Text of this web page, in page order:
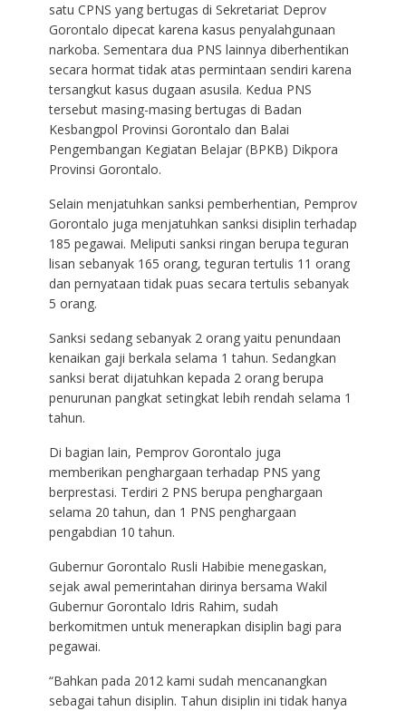
satu CPNS yang bertugas di Sekretariat Deprov
Gorontalo dipecat karena kasus penyalahgunaan
narkoba. Sementara dua PNS lainnya diberhentikan
secara hormat tidak atas permintaan sendiri karena
tersangkut kasus dugaan asusila. Kedua PNS
tersebut masing-masing bertugas di Badan
Kesbangpol Provinsi Gorontalo dan Balai
Pengembangan Kegiatan Belajar (BPKB) Dikpora
Provinsi Gorontalo.
Selain menjatuhkan sanksi pemberhentian, Pemprov
Gorontalo juga menjatuhkan sanksi disiplin terhadap
185 pegawai. Meliputi sanksi ringan berupa teguran
lisan sebanyak 165 orang, teguran tertulis 11 orang
dan pernyataan tidak puas secara tertulis sebanyak
5 orang.
Sanksi sedang sebanyak 2 orang yaitu penundaan
kenaikan gaji berkala selama 1 tahun. Sedangkan
sanksi berat dijatuhkan kepada 2 orang berupa
penurunan pangkat setingkat lebih rendah selama 1
tahun.
Di bagian lain, Pemprov Gorontalo juga
memberikan penghargaan terhadap PNS yang
berprestasi. Terdiri 2 PNS berupa penghargaan
selama 20 tahun, dan 1 PNS penghargaan
pengabdian 10 tahun.
Gubernur Gorontalo Rusli Habibie menegaskan,
sejak awal pemerintahan dirinya bersama Wakil
Gubernur Gorontalo Idris Rahim, sudah
berkomitmen untuk menerapkan disiplin bagi para
pegawai.
“Bahkan pada 2012 kami sudah mencanangkan
sebagai tahun disiplin. Tahun disiplin ini tidak hanya